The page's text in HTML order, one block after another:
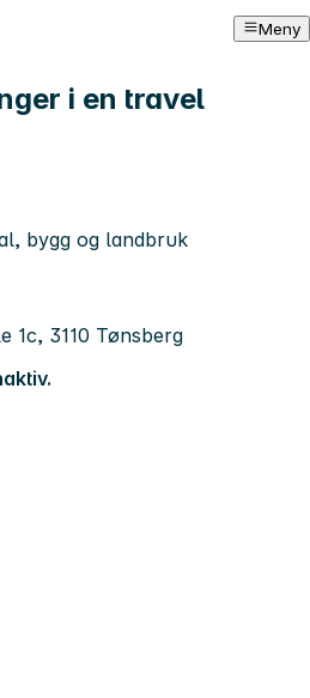
Meny
i en travel
bygg og landbruk
1c, 3110 Tønsberg